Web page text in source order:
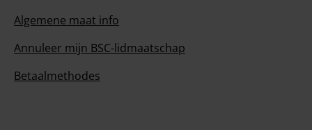
Algemene maat info
Annuleer mijn BSC-lidmaatschap
Betaalmethodes